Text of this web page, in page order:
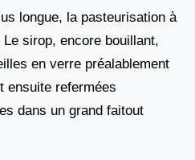
longue, la pasteurisation à
sirop, encore bouillant,
en verre préalablement
ensuite refermées
dans un grand faitout